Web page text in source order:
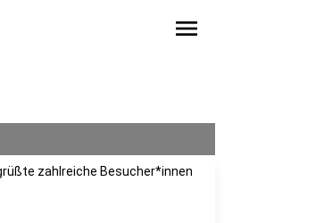
menu
zahlreiche Besucher*innen